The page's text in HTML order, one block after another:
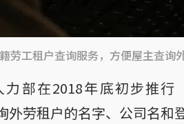
劳工租户查询服务，方便屋主查询
力部在2018年底初步推
外劳租户的名字、公司名和